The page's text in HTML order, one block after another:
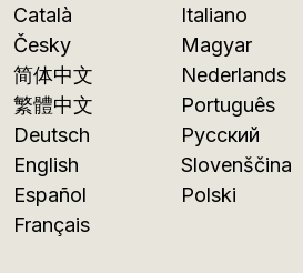
Català
Česky
简体中文
繁體中文
Deutsch
English
Español
Français
Italiano
Magyar
Nederlands
Português
Русский
Slovenščina
Polski